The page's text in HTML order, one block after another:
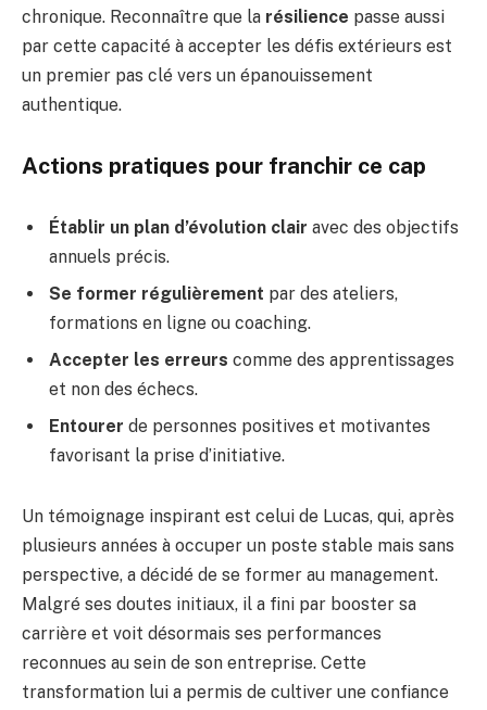
chronique. Reconnaître que la résilience passe aussi
par cette capacité à accepter les défis extérieurs est
un premier pas clé vers un épanouissement
authentique.
Actions pratiques pour franchir ce cap
Établir un plan d’évolution clair avec des objectifs
annuels précis.
Se former régulièrement par des ateliers,
formations en ligne ou coaching.
Accepter les erreurs comme des apprentissages
et non des échecs.
Entourer de personnes positives et motivantes
favorisant la prise d’initiative.
Un témoignage inspirant est celui de Lucas, qui, après
plusieurs années à occuper un poste stable mais sans
perspective, a décidé de se former au management.
Malgré ses doutes initiaux, il a fini par booster sa
carrière et voit désormais ses performances
reconnues au sein de son entreprise. Cette
transformation lui a permis de cultiver une confiance